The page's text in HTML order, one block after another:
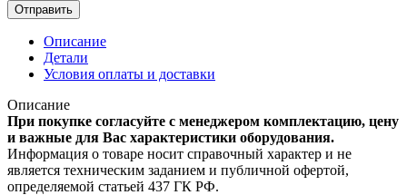
Отправить
Описание
Детали
Условия оплаты и доставки
Описание
При покупке согласуйте с менеджером комплектацию, цену
и важные для Вас характеристики оборудования.
Информация о товаре носит справочный характер и не
является техническим заданием и публичной офертой,
определяемой статьей 437 ГК РФ.